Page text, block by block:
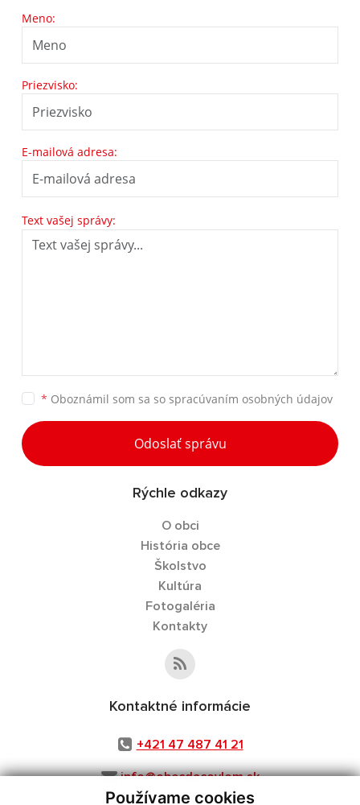
Používame cookies
Meno:
Priezvisko:
E-mailová adresa:
Text vašej správy:
* Oboznámil som sa so spracúvaním osobných údajov
Odoslať správu
Rýchle odkazy
O obci
História obce
Školstvo
Kultúra
Fotogaléria
Kontakty
Kontaktné informácie
+421 47 487 41 21
info@obecdacovlom.sk